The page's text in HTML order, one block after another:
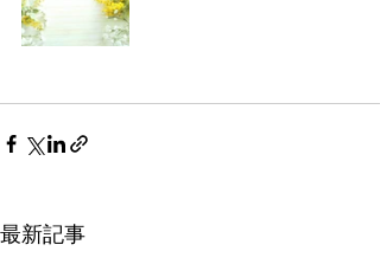
最新記事